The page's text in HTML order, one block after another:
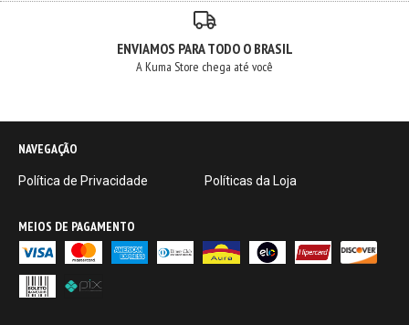
ENVIAMOS PARA TODO O BRASIL
A Kuma Store chega até você
NAVEGAÇÃO
Política de Privacidade Políticas da Loja
MEIOS DE PAGAMENTO